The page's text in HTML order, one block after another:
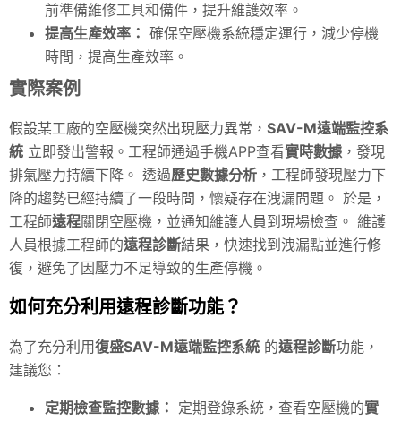
前準備維修工具和備件，提升維護效率。
提高生產效率： 確保空壓機系統穩定運行，減少停機
時間，提高生產效率。
實際案例
假設某工廠的空壓機突然出現壓力異常， SAV-M遠端監控系
統 立即發出警報。工程師通過手機APP查看實時數據 ，發現
排氣壓力持續下降。 透過歷史數據分析 ，工程師發現壓力下
降的趨勢已經持續了一段時間，懷疑存在洩漏問題。 於是，
工程師遠程關閉空壓機，並通知維護人員到現場檢查。 維護
人員根據工程師的遠程診斷結果，快速找到洩漏點並進行修
復，避免了因壓力不足導致的生產停機。
如何充分利用遠程診斷功能？
為了充分利用復盛SAV-M遠端監控系統 的遠程診斷功能，
建議您：
定期檢查監控數據： 定期登錄系統，查看空壓機的實